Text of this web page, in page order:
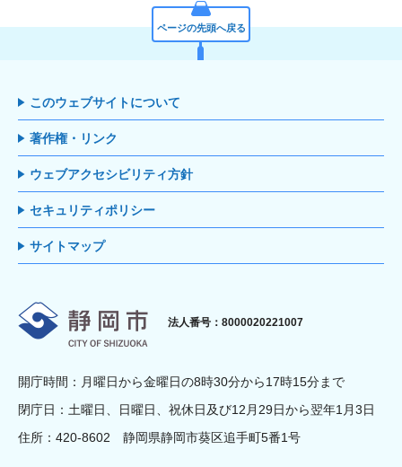
ページの先頭へ戻る
このウェブサイトについて
著作権・リンク
ウェブアクセシビリティ方針
セキュリティポリシー
サイトマップ
静岡市
法人番号：8000020221007
開庁時間：月曜日から金曜日の8時30分から17時15分まで
閉庁日：土曜日、日曜日、祝休日及び12月29日から翌年1月3日
住所：420-8602 静岡県静岡市葵区追手町5番1号